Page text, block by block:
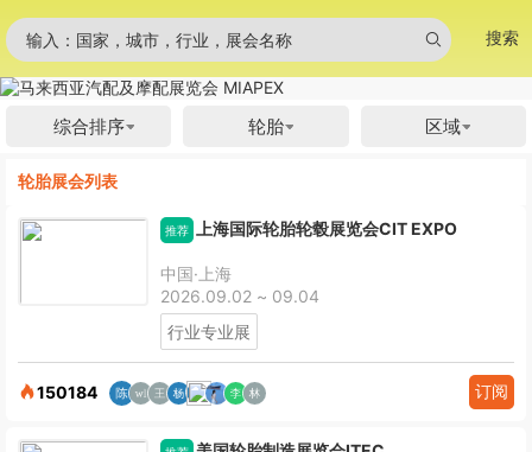
输入：国家，城市，行业，展会名称 搜索
综合排序 轮胎 区域
轮胎展会列表
推荐 上海国际轮胎轮毂展览会CIT EXPO
中国·上海
2026.09.02 ~ 09.04
行业专业展
150184 订阅